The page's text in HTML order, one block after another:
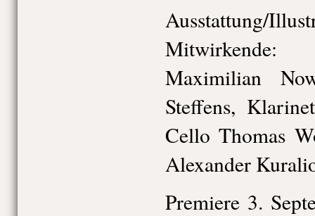
Ausstattung/
Mitwirkende:
Maximilian
Steffens,
Cello Thomas
Alexander
Premiere 3.